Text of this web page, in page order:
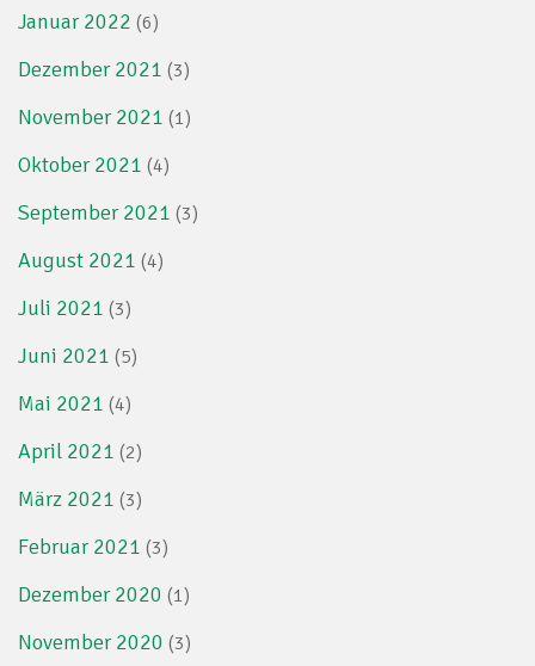
Januar 2022 (6)
Dezember 2021 (3)
November 2021 (1)
Oktober 2021 (4)
September 2021 (3)
August 2021 (4)
Juli 2021 (3)
Juni 2021 (5)
Mai 2021 (4)
April 2021 (2)
März 2021 (3)
Februar 2021 (3)
Dezember 2020 (1)
November 2020 (3)